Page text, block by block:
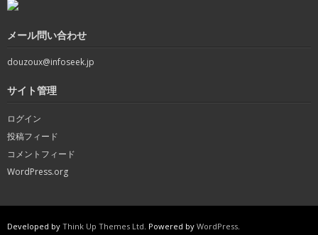
メール問い合わせ
douzoux@infoseek.jp
サイト管理
ログイン
投稿フィード
コメントフィード
WordPress.org
Developed by Think Up Themes Ltd. Powered by WordPress.